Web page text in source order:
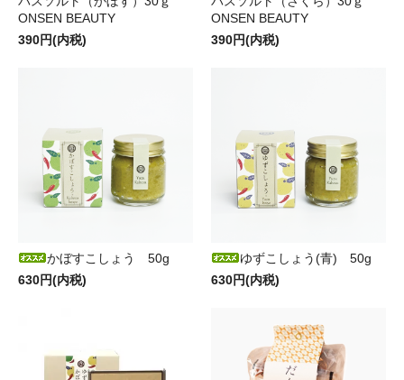
ONSEN BEAUTY
390円(内税)
ONSEN BEAUTY
390円(内税)
かぼすこしょう 50g
630円(内税)
ゆずこしょう(青) 50g
630円(内税)